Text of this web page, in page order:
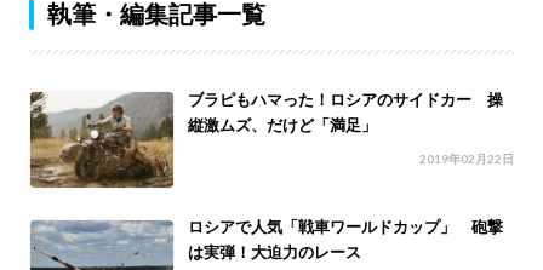
執筆・編集記事一覧
ブラピもハマった！ロシアのサイドカー 操
縦激ムズ、だけど「満足」
2019年02月22日
ロシアで人気「戦車ワールドカップ」 砲撃
は実弾！大迫力のレース